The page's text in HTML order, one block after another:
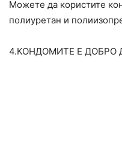
Можете да користите
полиуретан и
4.КОНДОМИТЕ Е ДОБРО